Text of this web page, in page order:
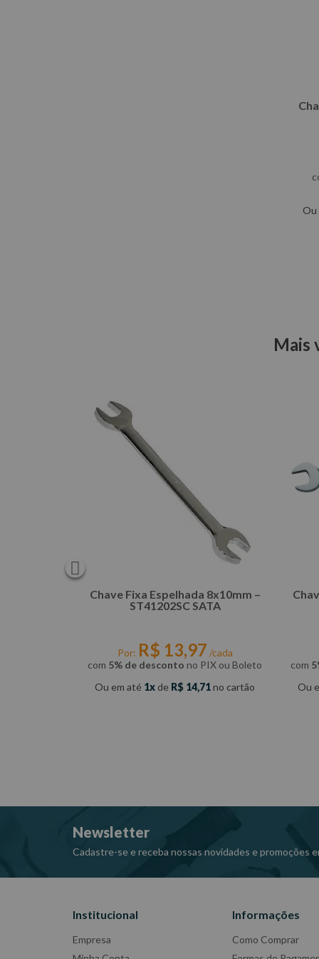
Mais
Chave Fixa Espelhada 8x10mm –
ST41202SC SATA
Por: R$ 13,97 /cada
com 5% de desconto no PIX ou Boleto
Ou em até 1 de R$ 14,71no cartão
com
Ou
Newsletter
Cadastre-se e receba nossas novidades e promoções
Institucional
Empresa
Informações
Como Comprar